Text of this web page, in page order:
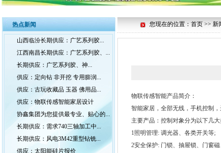
热点新闻
山西临汾长期供应：广艺系列胶...
江西南昌长期供应：广艺系列胶、...
长期供应：广艺系列胶、神...
供应：定向钻 非开挖 专用膨润...
供应：古玩收藏品 玉器 佛用品...
供应：物联传感智能家居设计
协鑫集团为您提供最专业、贴心的...
长期供应：需求740三轴加工中...
长期供应：风电3M42重型钻铣...
供应：太阳能硅片报价
您现在的位置：首页 >> 新
物联传感智能产品简介：
智能家居，全部无线，手机控制
主要产品：控制对象分为以下几大
1照明管理: 调光器、各类开关等;
2安全保护: 门锁、抽屉锁、门窗